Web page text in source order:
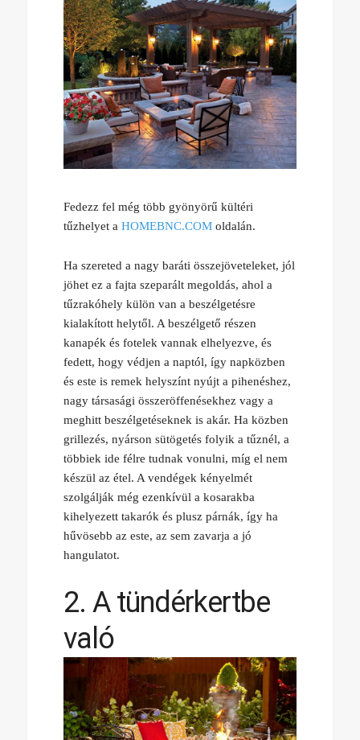
Fedezz fel még több gyönyörű kültéri
tűzhelyet a HOMEBNC.COMoldalán.
Ha szereted a nagy baráti összejöveteleket, jól
jöhet ez a fajta szeparált megoldás, ahol a
tűzrakóhely külön van a beszélgetésre
kialakított helytől. A beszélgető részen
kanapék és fotelek vannak elhelyezve, és
fedett, hogy védjen a naptól, így napközben
és este is remek helyszínt nyújt a pihenéshez,
nagy társasági összeröffenésekhez vagy a
meghitt beszélgetéseknek is akár. Ha közben
grillezés, nyárson sütögetés folyik a tűznél, a
többiek ide félre tudnak vonulni, míg el nem
készül az étel. A vendégek kényelmét
szolgálják még ezenkívül a kosarakba
kihelyezett takarók és plusz párnák, így ha
hűvösebb az este, az sem zavarja a jó
hangulatot.
2. A tündérkertbe
való